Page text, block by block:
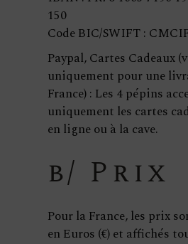
150
Code BIC/SWIFT :
Paypal, Cartes Cadeaux
uniquement pour une
France) : Les 4 pépins
uniquement les cartes
en ligne ou à la cave.
b/ Prix
Pour la France, les prix
en Euros (€) et affichés